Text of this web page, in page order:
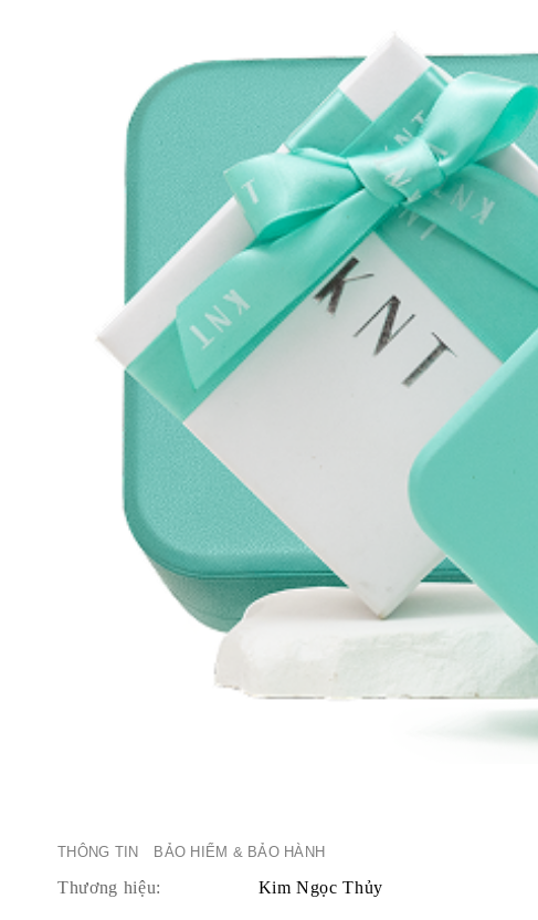
THÔNG TIN BẢO HIỂM & BẢO HÀNH
Thương hiệu: Kim Ngọc Thủy